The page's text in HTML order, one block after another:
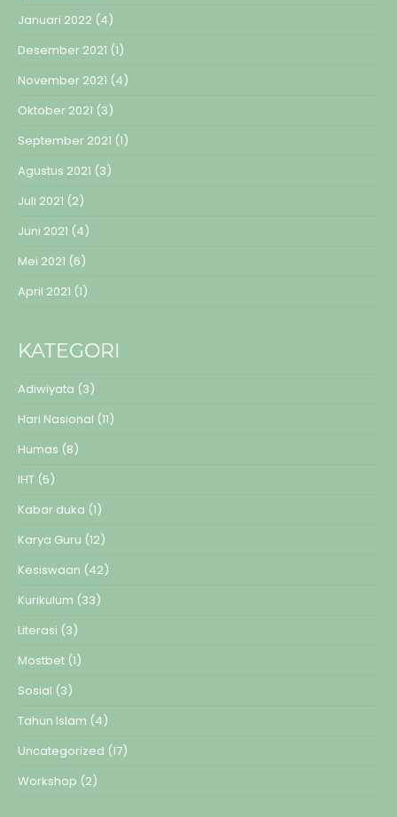
Januari 2022 (4)
Desember 2021 (1)
November 2021 (4)
Oktober 2021 (3)
September 2021 (1)
Agustus 2021 (3)
Juli 2021 (2)
Juni 2021 (4)
Mei 2021 (6)
April 2021 (1)
KATEGORI
Adiwiyata (3)
Hari Nasional (11)
Humas (8)
IHT (5)
Kabar duka (1)
Karya Guru (12)
Kesiswaan (42)
Kurikulum (33)
Literasi (3)
Mostbet (1)
Sosial (3)
Tahun Islam (4)
Uncategorized (17)
Workshop (2)